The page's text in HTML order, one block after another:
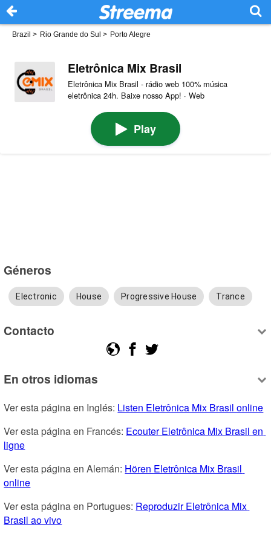
Brazil > Rio Grande do Sul > Porto Alegre
Eletrônica Mix Brasil
Eletrônica Mix Brasil - rádio web 100% música
eletrônica 24h. Baixe nosso App! · Web
Play
Géneros
Electronic House Progressive House Trance
Contacto
En otros idiomas
Ver esta página en Inglés: Listen Eletrônica Mix Brasil online
Ver esta página en Francés: Ecouter Eletrônica Mix Brasil en
ligne
Ver esta página en Alemán: Hören Eletrônica Mix Brasil
online
Ver esta página en Portugues: Reproduzir Eletrônica Mix
Brasil ao vivo